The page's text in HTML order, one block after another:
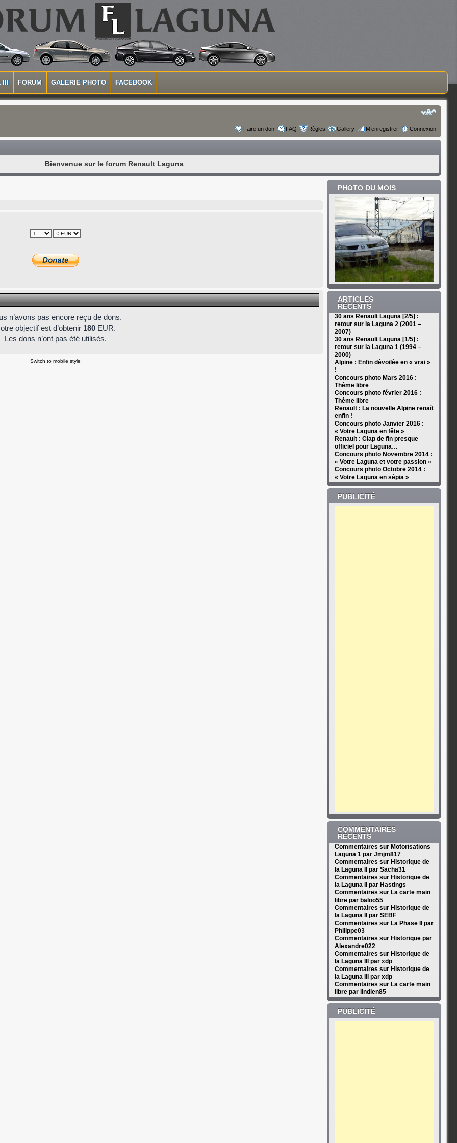
III FORUM GALERIE PHOTO FACEBOOK
Faire un don FAQ Règles Gallery M’enregistrer Connexion
Bienvenue sur le forum Renault Laguna
n’avons pas encore reçu de dons.
objectif est d’obtenir 180 EUR.
Les dons n’ont pas été utilisés.
Switch to mobile style
PHOTO DU MOIS
ARTICLES
RÉCENTS
30 ans Renault Laguna [2/5] :
retour sur la Laguna 2 (2001 –
2007)
30 ans Renault Laguna [1/5] :
retour sur la Laguna 1 (1994 –
2000)
Alpine : Enfin dévoilée en « vrai »
!
Concours photo Mars 2016 :
Thème libre
Concours photo février 2016 :
Thème libre
Renault : La nouvelle Alpine renaît
enfin !
Concours photo Janvier 2016 :
« Votre Laguna en fête »
Renault : Clap de fin presque
officiel pour Laguna…
Concours photo Novembre 2014 :
« Votre Laguna et votre passion »
Concours photo Octobre 2014 :
« Votre Laguna en sépia »
PUBLICITÉ
COMMENTAIRES
RÉCENTS
Commentaires sur Motorisations
Laguna 1 par Jmjm817
Commentaires sur Historique de
la Laguna II par Sacha31
Commentaires sur Historique de
la Laguna II par Hastings
Commentaires sur La carte main
libre par baloo55
Commentaires sur Historique de
la Laguna II par SEBF
Commentaires sur La Phase II par
Philippe03
Commentaires sur Historique par
Alexandre022
Commentaires sur Historique de
la Laguna III par xdp
Commentaires sur Historique de
la Laguna III par xdp
Commentaires sur La carte main
libre par lindien85
PUBLICITÉ